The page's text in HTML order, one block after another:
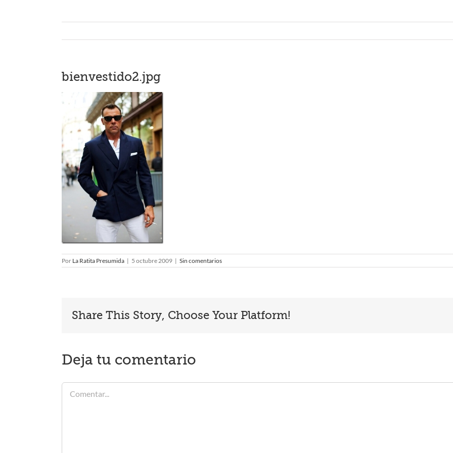
bienvestido2.jpg
Por La Ratita Presumida | 5 octubre 2009 | Sin comentarios
Share This Story, Choose Your Platform!
Deja tu comentario
Comentar